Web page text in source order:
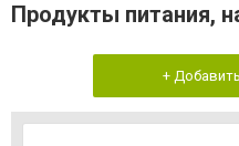
Продукты питания,
+